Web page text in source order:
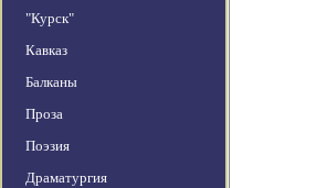
"Курск"
Кавказ
Балканы
Проза
Поэзия
Драматургия